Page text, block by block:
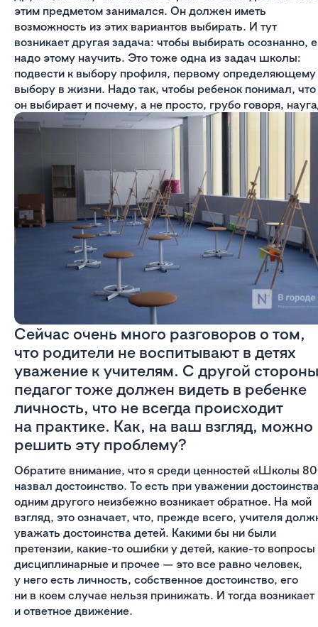
этим предметом занимался. Он должен иметь
возможность из этих вариантов выбирать. И тут
возникает другая задача: чтобы выбирать осознанно,
надо этому научить. Это тоже одна из задач школы:
подвести к выбору профиля, первому определяющему
выбору в жизни. Надо так, чтобы ребенок понимал, что
он выбирает и почему, а не просто, грубо говоря,
Сейчас очень много разговоров о том,
что родители не воспитывают в детях
уважение к учителям. С другой
педагог тоже должен видеть в ребенке
личность, что не всегда происходит
на практике. Как, на ваш взгляд, можно
решить эту проблему?
Обратите внимание, что я среди ценностей «Школы
назвал достоинство. То есть при уважении
одним другого неизбежно возникает обратное. На мой
взгляд, это означает, что, прежде всего, учителя
уважать достоинства детей. Какими бы ни были
претензии, какие-то ошибки у детей, какие-то вопросы
дисциплинарные и прочее — это все равно человек,
у него есть личность, собственное достоинство, его
ни в коем случае нельзя принижать. И тогда возникает
и ответное движение.